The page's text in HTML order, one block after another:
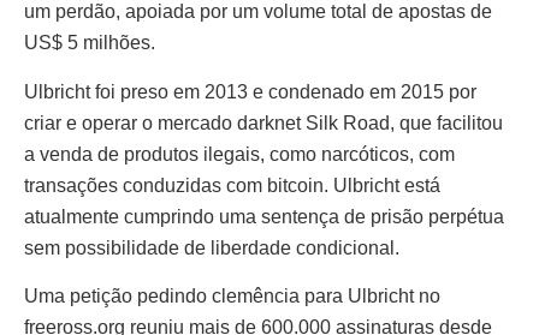
um perdão, apoiada por um volume total de apostas de
US$ 5 milhões.
Ulbricht foi preso em 2013 e condenado em 2015 por
criar e operar o mercado darknet Silk Road, que facilitou
a venda de produtos ilegais, como narcóticos, com
transações conduzidas com bitcoin. Ulbricht está
atualmente cumprindo uma sentença de prisão perpétua
sem possibilidade de liberdade condicional.
Uma petição pedindo clemência para Ulbricht no
freeross.org reuniu mais de 600.000 assinaturas desde